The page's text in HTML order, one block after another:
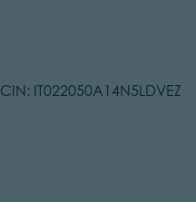
CIN: IT022050A14N5LDVEZ